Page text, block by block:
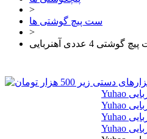
>
ست پیچ گوشتی ها
>